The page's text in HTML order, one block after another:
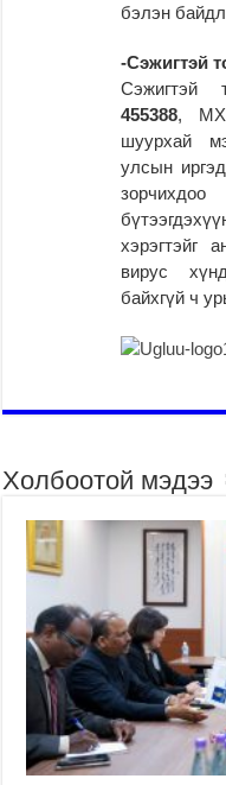
бэлэн
-Сэжигтэй
Сэжигтэй
455388,
шуурхай
улсын
хэрэгтэйг
вирус
байхгүй ч
Холбоотой мэдээ